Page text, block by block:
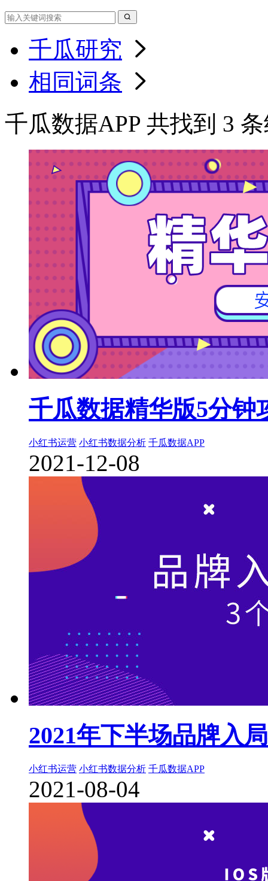
千瓜研究
相同词条
千瓜数据APP 共找到 3
千瓜数据精华版5分钟
小红书运营 小红书数据分析 千瓜数据APP
2021-12-08
2021年下半场品牌入
小红书运营 小红书数据分析 千瓜数据APP
2021-08-04